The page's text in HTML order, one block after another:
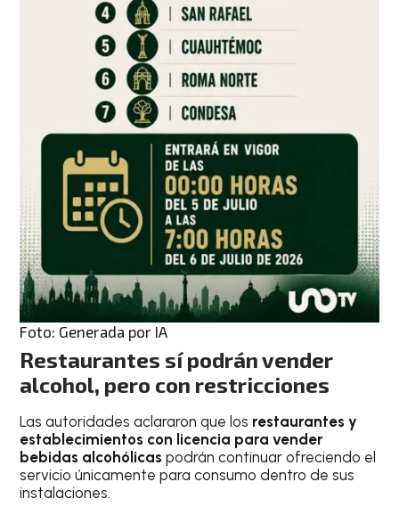
Foto: Generada por IA
Restaurantes sí podrán vender
alcohol, pero con restricciones
Las autoridades aclararon que los restaurantes y
establecimientos con licencia para vender
bebidas alcohólicas podrán continuar ofreciendo el
servicio únicamente para consumo dentro de sus
instalaciones.